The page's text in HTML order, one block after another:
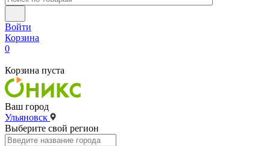
Войти
Корзина
0
Корзина пуста
Ваш город
Ульяновск
Выберите свой регион